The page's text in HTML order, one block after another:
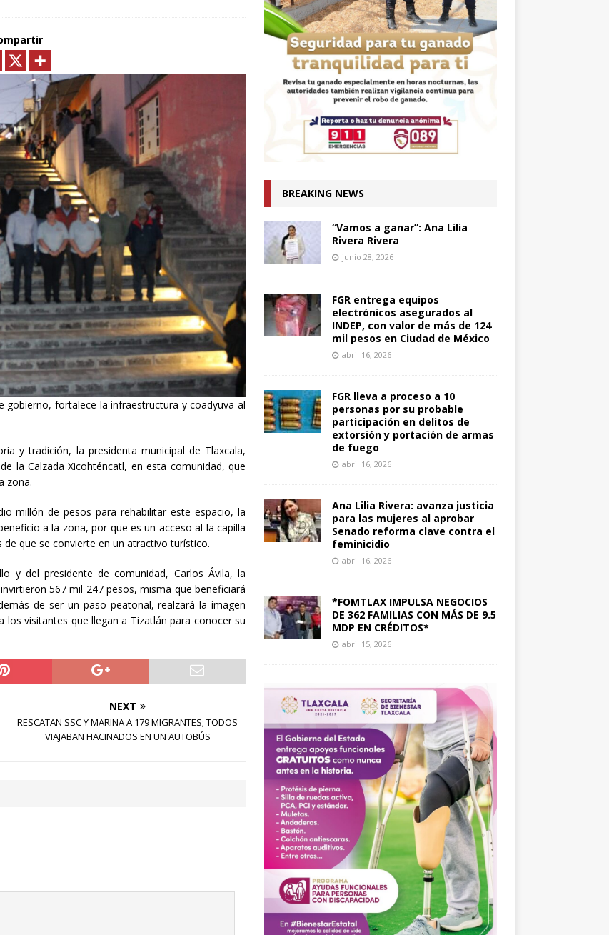
NEGOCIOS DE 362 FAMILIAS CON MÁS DE 9.5 MDP
EN CRÉDITOS*
CLAUDIA SHEINBAUM PRESENTA COMITÉ DE CIENTÍFICOS
LA EXPLOTACIÓN DE GAS NATURAL NO
LA SOBERANÍA ENERGÉTICA*
Vázquez iniciativa para proteger a mujeres de violencia
digital con IA
POLÍTICA
de simulaciones, sino de acompañar a la Presidenta:
Ana Lilia Rivera
ESTADOS
Claudia Sheinbaum asistencia a la cumbre en España;
paz, soberanía y dignidad
MUNDO
Y LORENA CUÉLLAR INAUGURAN UNIVERSIDAD
EN TEOLOCHOLCO
MUNICIPIOS
del Bicentenario del Senado de la República
UNCATEGORIZED
gobierno, fortalece la infraestructura y coadyuva al
y tradición, la presidenta municipal de Tlaxcala,
la Calzada Xicohténcatl, en esta comunidad, que
zona.
millón de pesos para rehabilitar este espacio, la
a la zona, por que es un acceso al la capilla
que se convierte en un atractivo turístico.
y del presidente de comunidad, Carlos Ávila, la
567 mil 247 pesos, misma que beneficiará
de ser un paso peatonal, realzará la imagen
visitantes que llegan a Tizatlán para conocer su
NEXT
RESCATAN SSC Y MARINA A 179 MIGRANTES; TODOS
VIAJABAN HACINADOS EN UN AUTOBÚS
BREAKING NEWS
“Vamos a ganar”: Ana Lilia
Rivera Rivera
junio 28, 2026
FGR entrega equipos
electrónicos asegurados al
INDEP, con valor de más de 124
mil pesos en Ciudad de México
abril 16, 2026
FGR lleva a proceso a 10
personas por su probable
participación en delitos de
extorsión y portación de armas
de fuego
abril 16, 2026
Ana Lilia Rivera: avanza justicia
para las mujeres al aprobar
Senado reforma clave contra el
feminicidio
abril 16, 2026
*FOMTLAX IMPULSA NEGOCIOS
DE 362 FAMILIAS CON MÁS DE 9.5
MDP EN CRÉDITOS*
abril 15, 2026